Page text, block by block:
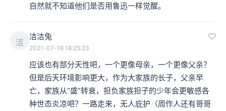
自然就不知道他们是否用鲁迅一样觉醒。
洁
洁洁兔
2021-07-16 18:25:23
应该也有部分天性吧，一个更像母亲，一个更像父亲？
但是后天环境影响更大，作为大家族的长子，父亲早
亡，家族从”盛”转衰，担负家族担子的少年会更敏感各
种世态炎凉吧？一路走来，无人庇护（周作人还有哥哥